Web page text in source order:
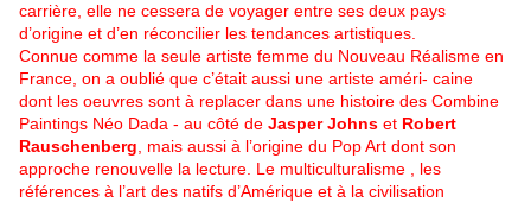
carrière, elle ne cessera de voyager entre ses deux pays
d’origine et d’en réconcilier les tendances artistiques.
Connue comme la seule artiste femme du Nouveau Réalisme en
France, on a oublié que c’était aussi une artiste améri- caine
dont les oeuvres sont à replacer dans une histoire des Combine
Paintings Néo Dada - au côté de Jasper Johns et Robert
Rauschenberg , mais aussi à l’origine du Pop Art dont son
approche renouvelle la lecture. Le multiculturalisme , les
références à l’art des natifs d’Amérique et à la civilisation